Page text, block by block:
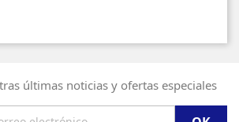
últimas noticias y ofertas especiales